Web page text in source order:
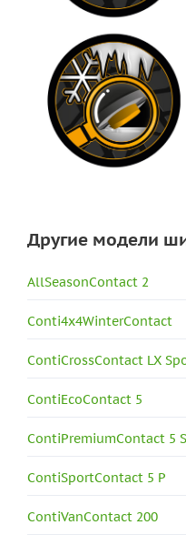
Другие модели
AllSeasonContact 2
Conti4x4WinterContact
ContiCrossContact LX
ContiEcoContact 5
ContiPremiumContact 5
ContiSportContact 5 P
ContiVanContact 200